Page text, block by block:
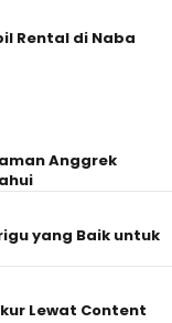
Rental di Naba
Anggrek
yang Baik untuk
Lewat Content